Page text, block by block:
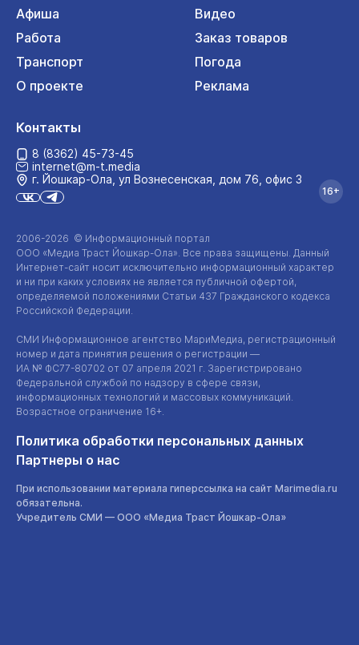
Афиша
Видео
Работа
Заказ товаров
Транспорт
Погода
О проекте
Реклама
2006-2026 © Информационный портал
ООО «Медиа Траст Йошкар-Ола». Все права защищены. Данный
Интернет-сайт носит исключительно информационный характер
и ни при каких условиях не является публичной офертой,
определяемой положениями Статьи 437 Гражданского кодекса
Российской Федерации.
СМИ Информационное агентство МариМедиа, регистрационный
номер и дата принятия решения о регистрации —
ИА № ФС77-80702 от 07 апреля 2021 г. Зарегистрировано
Федеральной службой по надзору в сфере связи,
информационных технологий и массовых коммуникаций.
Возрастное ограничение 16+.
Политика обработки персональных данных
Партнеры о нас
При использовании материала гиперссылка на сайт Marimedia.ru
обязательна.
Учредитель СМИ — ООО «Медиа Траст Йошкар-Ола»
Контакты
8 (8362) 45-73-45
internet@m-t.media
г. Йошкар‑Ола, ул Вознесенская, дом 76, офис 3
16+